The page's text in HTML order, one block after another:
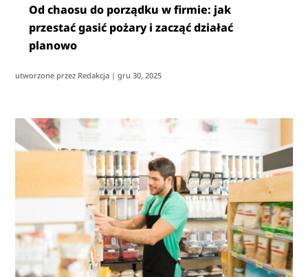
Od chaosu do porządku w firmie: jak
przestać gasić pożary i zacząć działać
planowo
utworzone przez Redakcja |gru 30, 2025